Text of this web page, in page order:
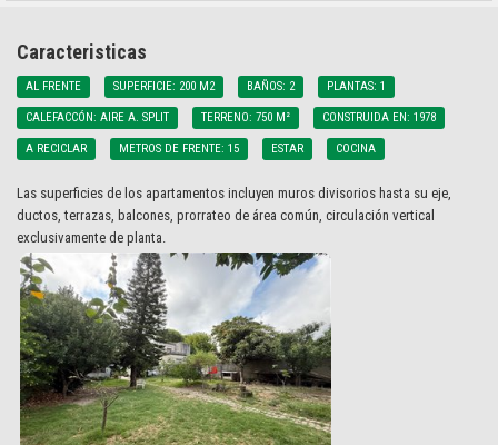
Caracteristicas
AL FRENTE SUPERFICIE: 200 M2 BAÑOS: 2 PLANTAS: 1
CALEFACCÓN: AIRE A. SPLIT TERRENO: 750 M² CONSTRUIDA EN: 1978
A RECICLAR METROS DE FRENTE: 15 ESTAR COCINA
Las superficies de los apartamentos incluyen muros divisorios hasta su eje,
ductos, terrazas, balcones, prorrateo de área común, circulación vertical
exclusivamente de planta.